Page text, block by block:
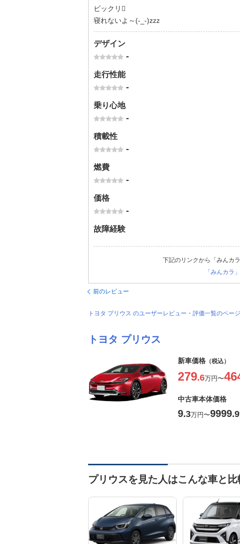
ビックリ
寝れないよ～(-_-)zzz
デザイン
-
走行性能
-
乗り心地
-
積載性
-
燃費
-
価格
-
故障経験
下記のリンクから「みんカ
「みんカラ
前のレビュー
トヨタ プリウス のユーザーレビュー・評価一覧のペー
トヨタ プリウス
新車価格 （税込）
279.6万円〜
中古車本体価格
9.3万円〜9999.9
プリウスを見た人はこんな車と